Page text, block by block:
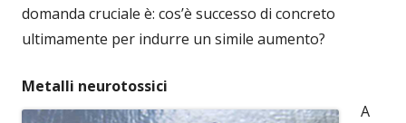
domanda cruciale è: cos’è successo di concreto
ultimamente per indurre un simile aumento?
Metalli neurotossici
A